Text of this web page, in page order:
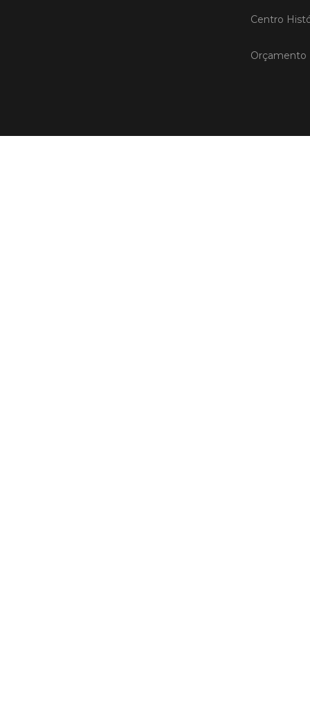
Centro
Orçamento